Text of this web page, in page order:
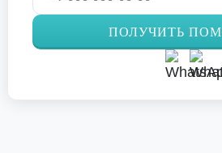
ПОЛУЧИТЬ